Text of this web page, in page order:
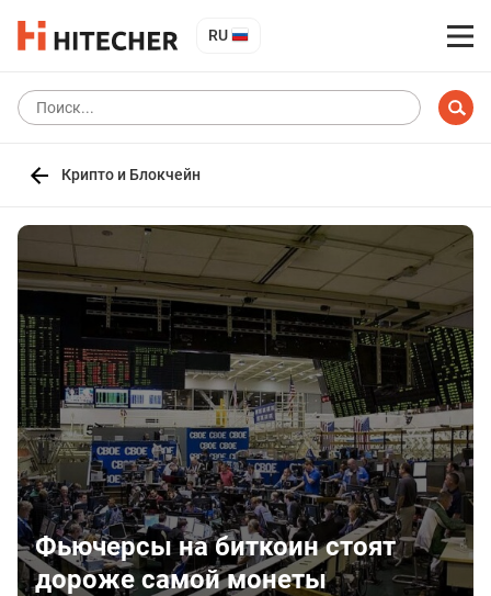
RU
Крипто и Блокчейн
Фьючерсы на биткоин стоят
дороже самой монеты